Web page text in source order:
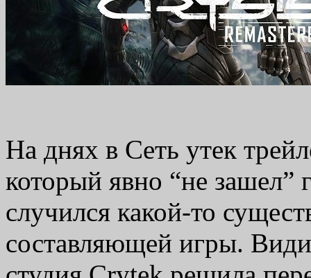
На днях в Сеть утек
который явно “не
случился какой-то
составляющей игры.